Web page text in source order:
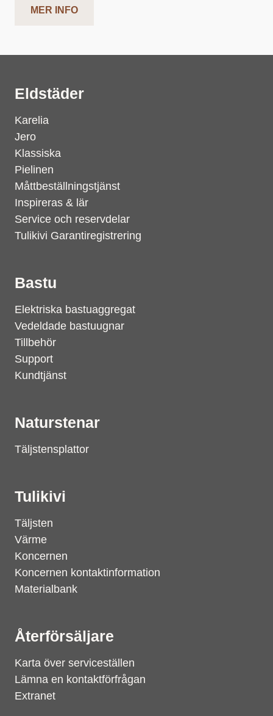
MER INFO
Eldstäder
Karelia
Jero
Klassiska
Pielinen
Måttbeställningstjänst
Inspireras & lär
Service och reservdelar
Tulikivi Garantiregistrering
Bastu
Elektriska bastuaggregat
Vedeldade bastuugnar
Tillbehör
Support
Kundtjänst
Naturstenar
Täljstensplattor
Tulikivi
Täljsten
Värme
Koncernen
Koncernen kontaktinformation
Materialbank
Återförsäljare
Karta över serviceställen
Lämna en kontaktförfrågan
Extranet